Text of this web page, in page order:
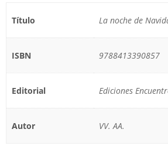
Título La noche de
ISBN 9788413390857
Editorial Ediciones
Autor VV. AA.